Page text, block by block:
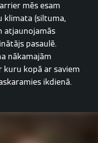
mēs esam
klimata (siltuma,
atjaunojamās
pasaulē.
nākamajām
kuru kopā ar saviem
ikdienā.